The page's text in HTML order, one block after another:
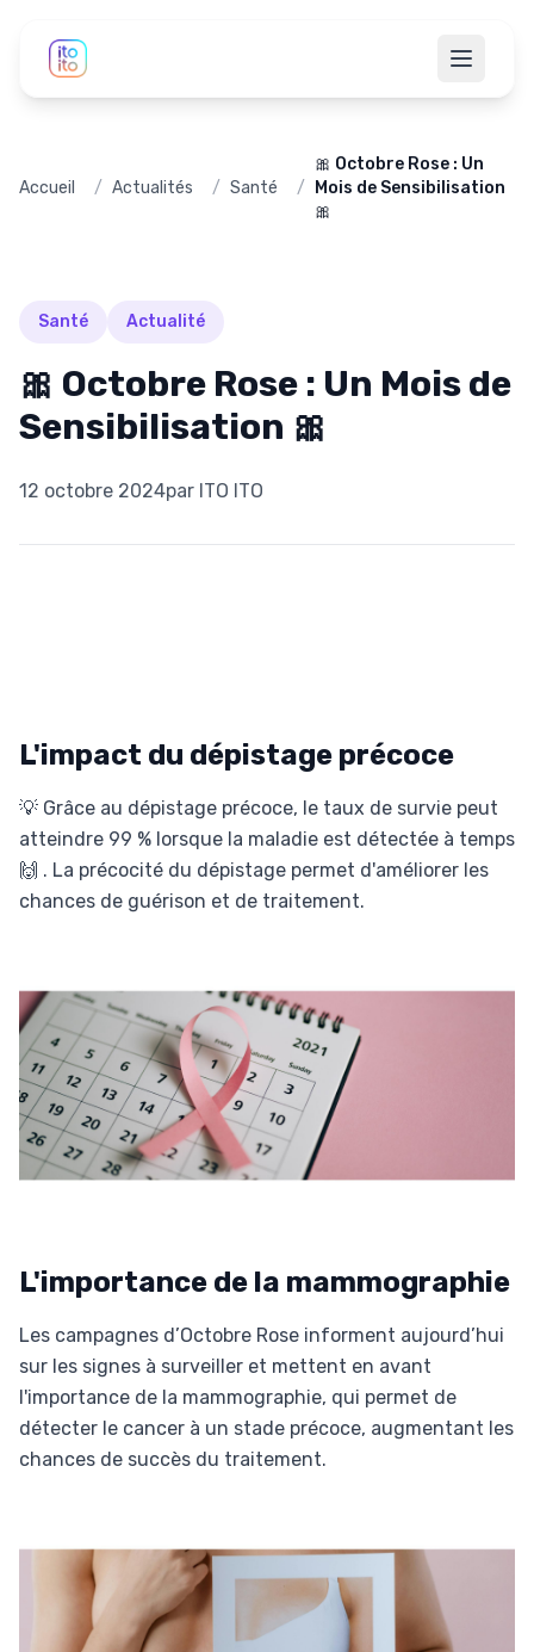
Accueil / Actualités / Santé /
🎀 Octobre Rose : Un
Mois de Sensibilisation
🎀
Santé Actualité
🎀 Octobre Rose : Un Mois de
Sensibilisation 🎀
12 octobre 2024par ITO ITO
L'impact du dépistage précoce
💡 Grâce au dépistage précoce, le taux de survie peut
atteindre 99 % lorsque la maladie est détectée à temps
🙌 . La précocité du dépistage permet d'améliorer les
chances de guérison et de traitement.
L'importance de la mammographie
Les campagnes d’Octobre Rose informent aujourd’hui
sur les signes à surveiller et mettent en avant
l'importance de la mammographie, qui permet de
détecter le cancer à un stade précoce, augmentant les
chances de succès du traitement.